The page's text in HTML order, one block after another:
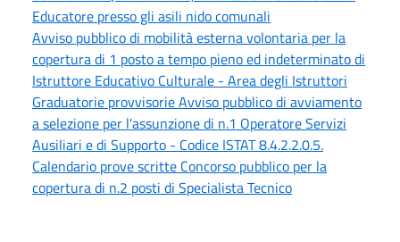
Educatore presso gli asili nido comunali
Avviso pubblico di mobilità esterna volontaria per la
copertura di 1 posto a tempo pieno ed indeterminato di
Istruttore Educativo Culturale - Area degli Istruttori
Graduatorie provvisorie Avviso pubblico di avviamento
a selezione per l'assunzione di n.1 Operatore Servizi
Ausiliari e di Supporto - Codice ISTAT 8.4.2.2.0.5.
Calendario prove scritte Concorso pubblico per la
copertura di n.2 posti di Specialista Tecnico